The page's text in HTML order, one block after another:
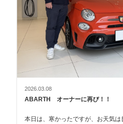
2026.03.08
ABARTH オーナーに再び！！
本日は、寒かったですが、お天気